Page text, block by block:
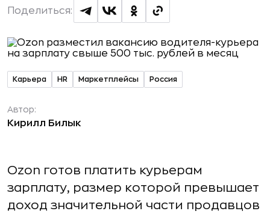
Поделиться:
Карьера HR Маркетплейсы Россия
Автор:
Кирилл Билык
Ozon готов платить курьерам
зарплату, размер которой превышает
доход значительной части продавцов